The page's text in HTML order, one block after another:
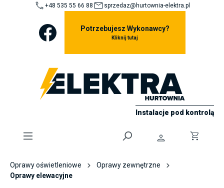
+48 535 55 66 88 sprzedaz@hurtownia-elektra.pl
Potrzebujesz Wykonawcy?
Kliknij tutaj
Instalacje pod kontrolą
Oprawy oświetleniowe
Oprawy zewnętrzne
Oprawy elewacyjne